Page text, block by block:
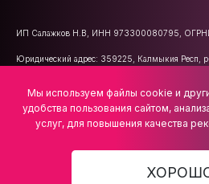
Мы используем файлы cookie и
удобства пользования сайтом,
услуг, для повышения качества
ИП Салажков Н.В, ИНН 973300080795,
Юридический адрес: 359225, Калмыкия Респ,
E-mail: info@vsemkarniz.ru